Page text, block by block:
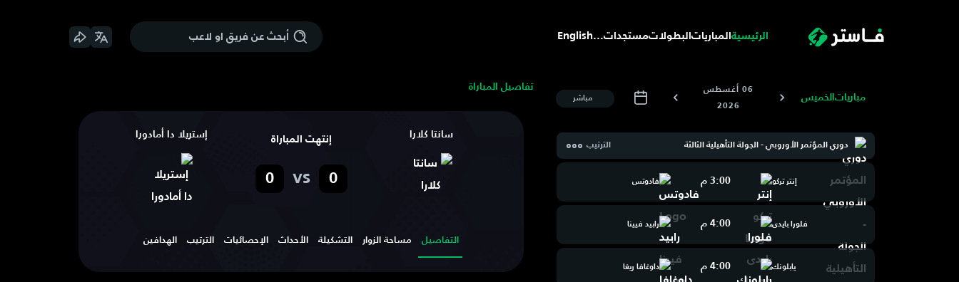
الرئيسية المباريات البطولاتمستجدات...
English
مبارياتالخميس
06 أغسطس
2026
مباشر
دوري المؤتمر الأوروبي - الجولة التأهيلية الثالثة الترتيب
إنتر تركو 3:00 م فادوتس
فلورا بايدى 4:00 م رابيد فيينا
يابلونك 4:00 م داوغافا ريغا
تفاصيل المباراة
سانتا كلارا إنتهت المباراة
0
vs
0
إستريلا دا أمادورا
التفاصيل مساحة الزوار التشكيلة الأحداث الإحصائيات الترتيب الهدافين